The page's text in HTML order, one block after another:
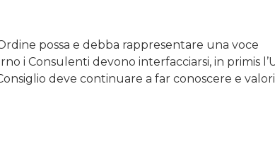
possa e debba rappresentare una voce
i Consulenti devono interfacciarsi, in primis
deve continuare a far conoscere e